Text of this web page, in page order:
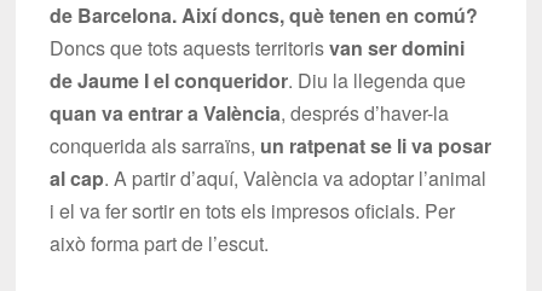
de Barcelona. Així doncs, què tenen en comú?
Doncs que tots aquests territorisvan ser domini
de Jaume I el conqueridor. Diu la llegenda que
quan va entrar a València, després d’haver-la
conquerida als sarraïns, un ratpenat se li va posar
al cap. A partir d’aquí, València va adoptar l’animal
i el va fer sortir en tots els impresos oficials. Per
això forma part de l’escut.